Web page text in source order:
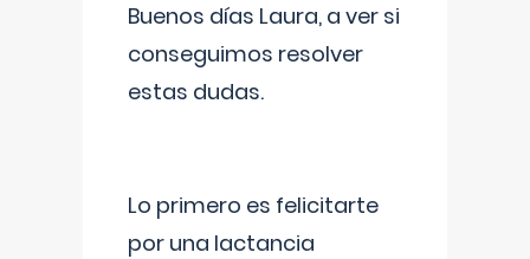
Buenos días Laura, a ver si
conseguimos resolver
estas dudas.
Lo primero es felicitarte
por una lactancia